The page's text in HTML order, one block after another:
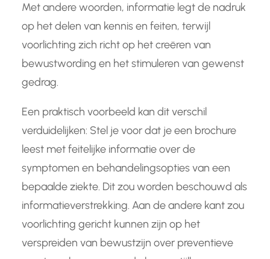
Met andere woorden, informatie legt de nadruk
op het delen van kennis en feiten, terwijl
voorlichting zich richt op het creëren van
bewustwording en het stimuleren van gewenst
gedrag.
Een praktisch voorbeeld kan dit verschil
verduidelijken: Stel je voor dat je een brochure
leest met feitelijke informatie over de
symptomen en behandelingsopties van een
bepaalde ziekte. Dit zou worden beschouwd als
informatieverstrekking. Aan de andere kant zou
voorlichting gericht kunnen zijn op het
verspreiden van bewustzijn over preventieve